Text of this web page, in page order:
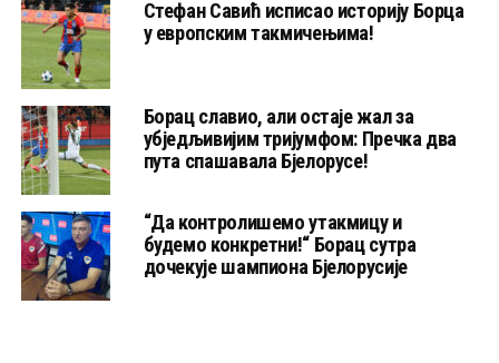
Стефан Савић исписао историју Борца
у европским такмичењима!
Борац славио, али остаје жал за
убједљивијим тријумфом: Пречка два
пута спашавала Бјелорусе!
“Да контролишемо утакмицу и
будемо конкретни!“ Борац сутра
дочекује шампиона Бјелорусије